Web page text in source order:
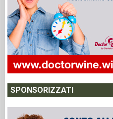
SPONSORIZZATI